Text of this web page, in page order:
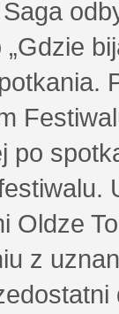
po
Oldze
z